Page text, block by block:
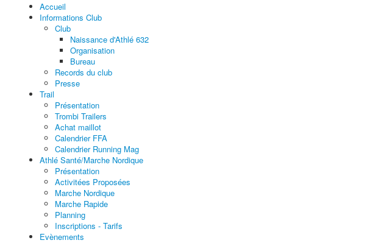
Accueil
Informations Club
Club
Naissance d'Athlé 632
Organisation
Bureau
Records du club
Presse
Trail
Présentation
Trombi Trailers
Achat maillot
Calendrier FFA
Calendrier Running Mag
Athlé Santé/Marche Nordique
Présentation
Activitées Proposées
Marche Nordique
Marche Rapide
Planning
Inscriptions - Tarifs
Evènements